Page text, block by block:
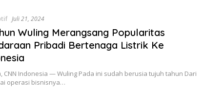
Juli 21, 2024
Wuling Merangsang Popularitas
Pribadi Bertenaga Listrik Ke
CNN Indonesia — Wuling Pada ini sudah berusia tujuh tahun Dari
operasi bisnisnya…